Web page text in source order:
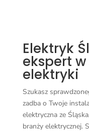
Elektryk
ekspert
elektryki
Szukasz
zadba o Twoje
elektryczna ze
branży elektrycznej.